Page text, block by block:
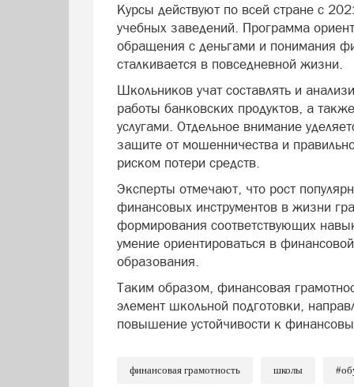
Курсы действуют по всей стране с
учебных заведений. Программа
обращения с деньгами и понимания
сталкивается в повседневной жизни.
Школьников учат составлять и
работы банковских продуктов, а
услугами. Отдельное внимание
защите от мошенничества и
риском потери средств.
Эксперты отмечают, что рост
финансовых инструментов в жизни
формирования соответствующих
умение ориентироваться в
образования.
Таким образом, финансовая
элемент школьной подготовки,
повышение устойчивости к
финансовая грамотность школы